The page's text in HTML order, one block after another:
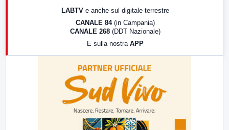
LABTV e anche sul digitale terrestre
CANALE 84 (in Campania)
CANALE 268 (DDT Nazionale)
E sulla nostra APP